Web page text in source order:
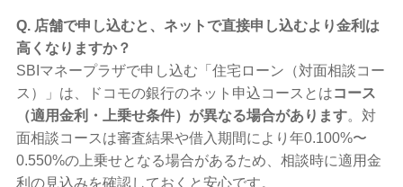
Q. 店舗で申し込むと、ネットで直接申し込むより金利は
高くなりますか？
SBIマネープラザで申し込む「住宅ローン（対面相談コー
ス）」は、ドコモの銀行のネット申込コースとはコース
（適用金利・上乗せ条件）が異なる場合があります。対
面相談コースは審査結果や借入期間により年0.100%〜
0.550%の上乗せとなる場合があるため、相談時に適用金
利の見込みを確認しておくと安心です。